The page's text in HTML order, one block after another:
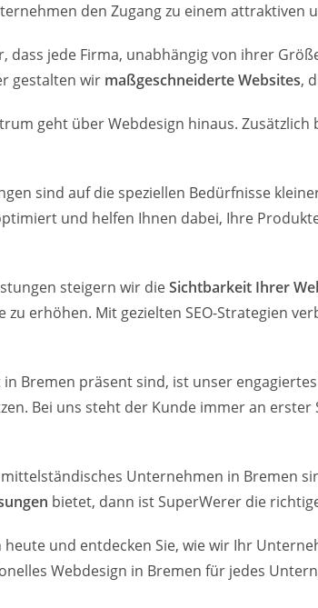
den Zugang zu einem attraktiven
dass jede Firma, unabhängig von ihrer
gestalten wir maßgeschneiderte Websites,
geht über Webdesign hinaus. Zusätzlich
sind auf die speziellen Bedürfnisse
und helfen Ihnen dabei, Ihre
steigern wir dieSichtbarkeit Ihrer
zu erhöhen. Mit gezielten SEO-Strategien
Bremen präsent sind, ist unser
Bei uns steht der Kunde immer an
Unternehmen in Bremen
bietet, dann ist SuperWerer die
und entdecken Sie, wie wir Ihr
Webdesign in Bremen für jedes